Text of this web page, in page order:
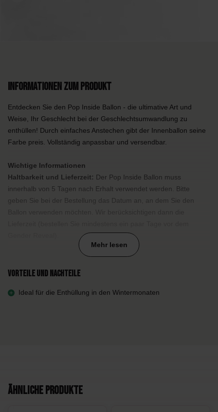
Informationen zum Produkt
Entdecken Sie den Pop Inside Ballon - die ultimative Art und
Weise, Ihr Geschlecht bei der Geschlechtsumwandlung zu
enthüllen! Durch einfaches Anstechen gibt der Innenballon seine
Farbe preis. Vollständig anpassbar und versendbar.
Wichtige Informationen
Haltbarkeit und Lieferzeit: Der Pop Inside Ballon muss
innerhalb von 5 Tagen nach Erhalt verwendet werden. Bitte
geben Sie bei der Bestellung das Datum an, an dem Sie den
Befolgen Sie sorgfältig die Anweisungen zum
Durchstechen des Ballons. Nach dem Durchstechen bleibt der
Fotos.
passiert, sehr gering ist. Außerdem haben wir dies ausgiebig
Mehr lesen
Vorteile und Nachteile
Ideal für die Enthüllung in den Wintermonaten
Ähnliche Produkte